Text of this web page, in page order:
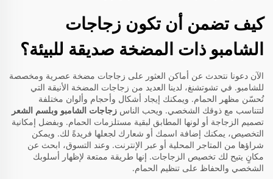
كيف تضمن أن تكون زجاجات
الشامبو ذات المضخة صديقة للبيئة؟
الآن دعونا نتحدث عن أماكن العثور على زجاجات مضخة عصرية ومخصصة
للشامبو. في تشوتشنغ، لدينا العديد من زجاجات المضخة الأنيقة التي
تُحسّن مظهر الحمام. ويمكنك إيجاد أشكال وأحجام وألوان مختلفة
لتتناسب مع ذوقك الشخصي. ويحب الناس زجاجات الشامبو وبلسم الشعر
تصميم الزجاجة أو لونها المطابق لبقية مستلزمات الحمام. وبفضل إمكانية
التخصيص، يمكنك إضافة اسمك أو شعارك لجعلها فريدةً لك. ويمكن
شراؤها من المتاجر المحلية أو عبر الإنترنت. وعند التسوق، ابحث عن
مكانٍ يتيح لك تخصيص الزجاجات. إنها طريقة ممتعة لإظهار أسلوبك
الشخصي والحفاظ على تنظيم الحمام.